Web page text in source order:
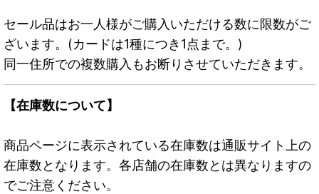
セール品はお一人様がご購入いただける数に限数がご
ざいます。(カードは1種につき1点まで。)
同一住所での複数購入もお断りさせていただきます。
【在庫数について】
商品ページに表示されている在庫数は通販サイト上の
在庫数となります。各店舗の在庫数とは異なりますの
でご注意ください。